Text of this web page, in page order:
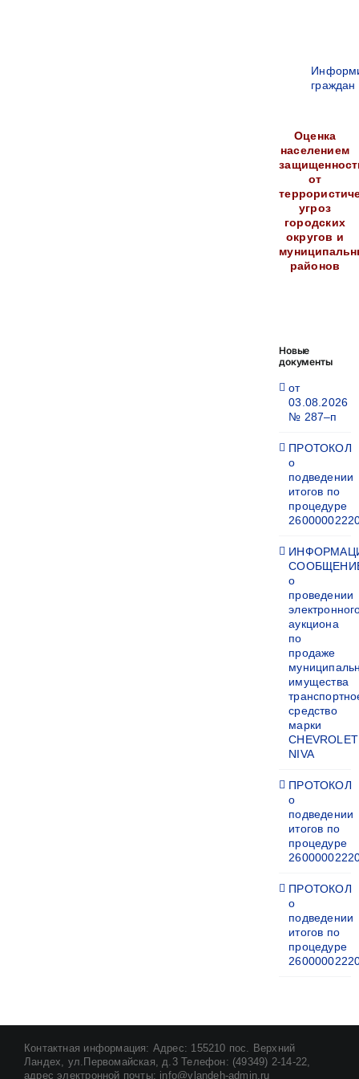
граждан
Оценка
населением
от
угроз
городских
округов и
районов
Новые
документы
от
03.08.2026
№ 287–п
ПРОТОКОЛ
о
подведении
итогов по
процедуре
о
проведении
аукциона
по
продаже
имущества
средство
марки
CHEVROLET
NIVA
ПРОТОКОЛ
о
подведении
итогов по
процедуре
ПРОТОКОЛ
о
подведении
итогов по
процедуре
Контактная информация: Адрес: 155210 пос. Верхний
Ландех, ул.Первомайская, д.3 Телефон: (49349) 2-14-22,
адрес электронной почты: info@vlandeh-admin.ru